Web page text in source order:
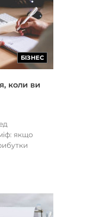
БІЗНЕС
коли ви
якщо